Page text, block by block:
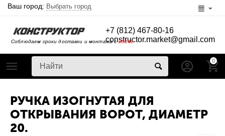
Ваш город: Выбрать город
Соблюдаем сроки доставки и монтажа с2014г
+7 (812) 467-80-16
constructor.market@gmail.com
0
РУЧКА ИЗОГНУТАЯ ДЛЯ
ОТКРЫВАНИЯ ВОРОТ, ДИАМЕТР
20.